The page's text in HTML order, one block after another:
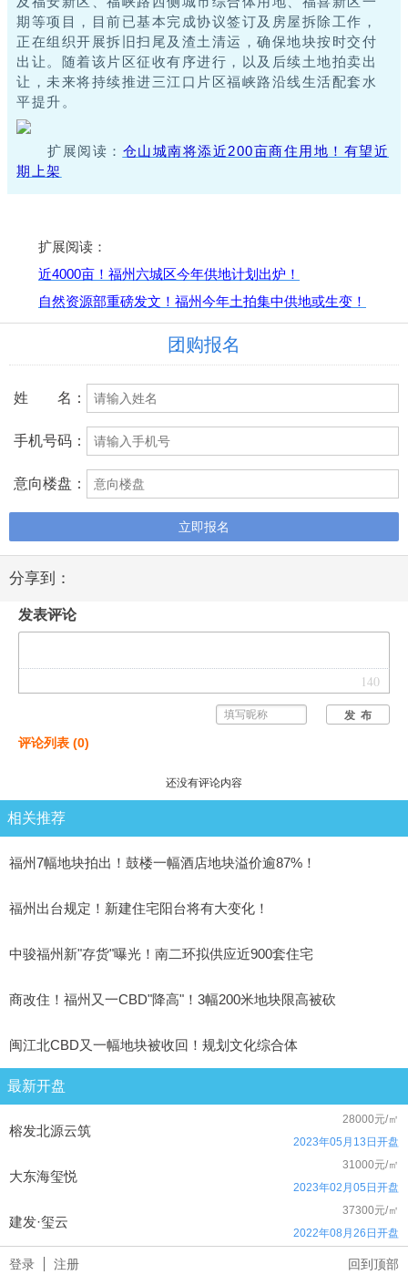
期等项目，目前已基本完成协议签订及房屋拆除工作，
正在组织开展拆旧扫尾及渣土清运，确保地块按时交付
出让。 随着该片区征收有序进行，以及后续土地拍卖出
让，未来将持续推进三江口片区福峡路沿线生活配套水
平提升。
扩展阅读： 仓山城南将添近200亩商住用地！有望近
期上架
扩展阅读：
近4000亩！福州六城区今年供地计划出炉！
自然资源部重磅发文！福州今年土拍集中供地或生变！
团购报名
姓 名：
手机号码：
意向楼盘：
立即报名
分享到：
发表评论
140
发 布
评论列表 (0)
还没有评论内容
相关推荐
福州7幅地块拍出！鼓楼一幅酒店地块溢价逾87%！
福州出台规定！新建住宅阳台将有大变化！
中骏福州新"存货"曝光！南二环拟供应近900套住宅
商改住！福州又一CBD"降高"！3幅200米地块限高被砍
闽江北CBD又一幅地块被收回！规划文化综合体
最新开盘
榕发北源云筑
28000元/㎡
2023年05月13日开盘
大东海玺悦
31000元/㎡
2023年02月05日开盘
建发·玺云
37300元/㎡
2022年08月26日开盘
登录 注册 回到顶部